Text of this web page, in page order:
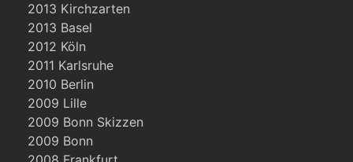
2013 Kirchzarten
2013 Basel
2012 Köln
2011 Karlsruhe
2010 Berlin
2009 Lille
2009 Bonn Skizzen
2009 Bonn